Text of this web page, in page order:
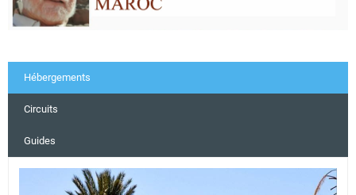
Hébergements
Circuits
Guides